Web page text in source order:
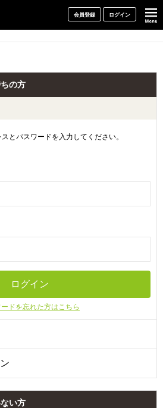
会員登録 ログイン
の方
とパスワードを入力してください。
ドを忘れた方はこちら
い方